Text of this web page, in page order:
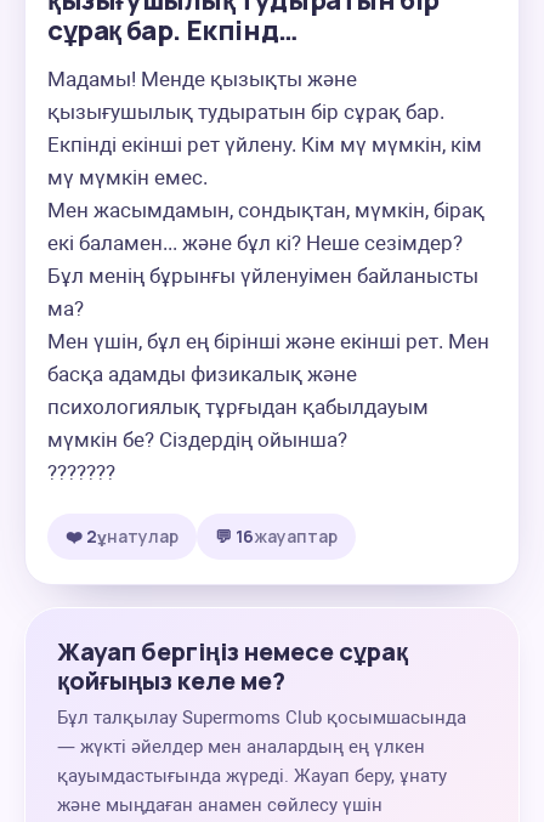
сұрақ бар. Екпінд…
Мадамы! Менде қызықты және
қызығушылық тудыратын бір сұрақ бар.
Екпінді екінші рет үйлену. Кім мү мүмкін, кім
мү мүмкін емес.
Мен жасымдамын, сондықтан, мүмкін, бірақ
екі баламен... және бұл кі? Неше сезімдер?
Бұл менің бұрынғы үйленуімен байланысты
ма?
Мен үшін, бұл ең бірінші және екінші рет. Мен
басқа адамды физикалық және
психологиялық тұрғыдан қабылдауым
мүмкін бе? Сіздердің ойынша?
???????
❤️ 2ұнатулар 💬 16жауаптар
Жауап бергіңіз немесе сұрақ
қойғыңыз келе ме?
Бұл талқылау Supermoms Club қосымшасында
— жүкті әйелдер мен аналардың ең үлкен
қауымдастығында жүреді. Жауап беру, ұнату
және мыңдаған анамен сөйлесу үшін